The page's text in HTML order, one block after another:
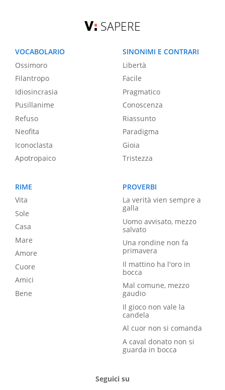
SAPERE
VOCABOLARIO
Ossimoro
Filantropo
Idiosincrasia
Pusillanime
Refuso
Neofita
Iconoclasta
Apotropaico
SINONIMI E CONTRARI
Libertà
Facile
Pragmatico
Conoscenza
Riassunto
Paradigma
Gioia
Tristezza
RIME
Vita
Sole
Casa
Mare
Amore
Cuore
Amici
Bene
PROVERBI
La verità vien sempre a
galla
Uomo avvisato, mezzo
salvato
Una rondine non fa
primavera
Il mattino ha l'oro in
bocca
Mal comune, mezzo
gaudio
Il gioco non vale la
candela
Al cuor non si comanda
A caval donato non si
guarda in bocca
Seguici su